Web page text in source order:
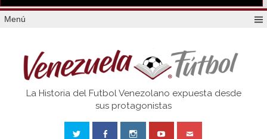
Menú
Venezuela
La Historia del Futbol Venezolano expuesta desde
sus protagonistas